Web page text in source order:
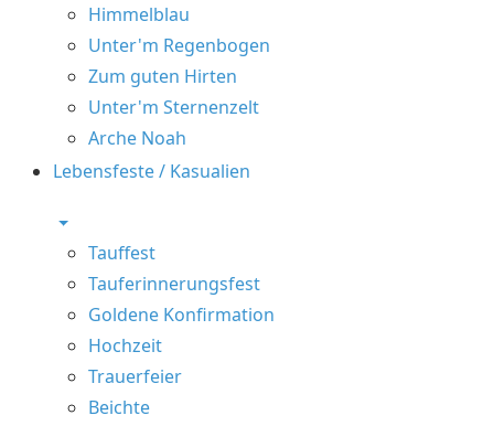
Himmelblau
Unter'm Regenbogen
Zum guten Hirten
Unter'm Sternenzelt
Arche Noah
Lebensfeste / Kasualien
Tauffest
Tauferinnerungsfest
Goldene Konfirmation
Hochzeit
Trauerfeier
Beichte